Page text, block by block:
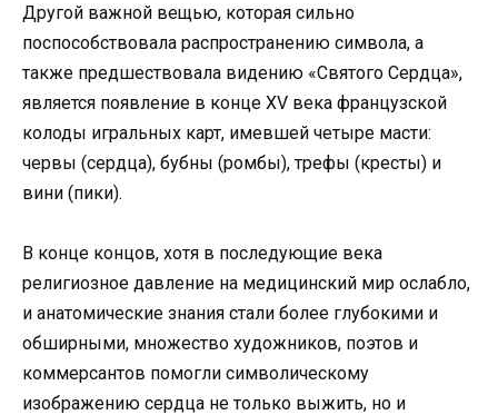
Другой важной вещью, которая сильно
поспособствовала распространению символа, а
также предшествовала видению «Святого Сердца»,
является появление в конце XV века французской
колоды игральных карт, имевшей четыре масти:
червы (сердца), бубны (ромбы), трефы (кресты) и
вини (пики).
В конце концов, хотя в последующие века
религиозное давление на медицинский мир ослабло,
и анатомические знания стали более глубокими и
обширными, множество художников, поэтов и
коммерсантов помогли символическому
изображению сердца не только выжить, но и